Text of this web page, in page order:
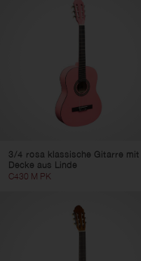
3/4 rosa klassische Gitarre mit
Decke aus Linde
C430 M PK